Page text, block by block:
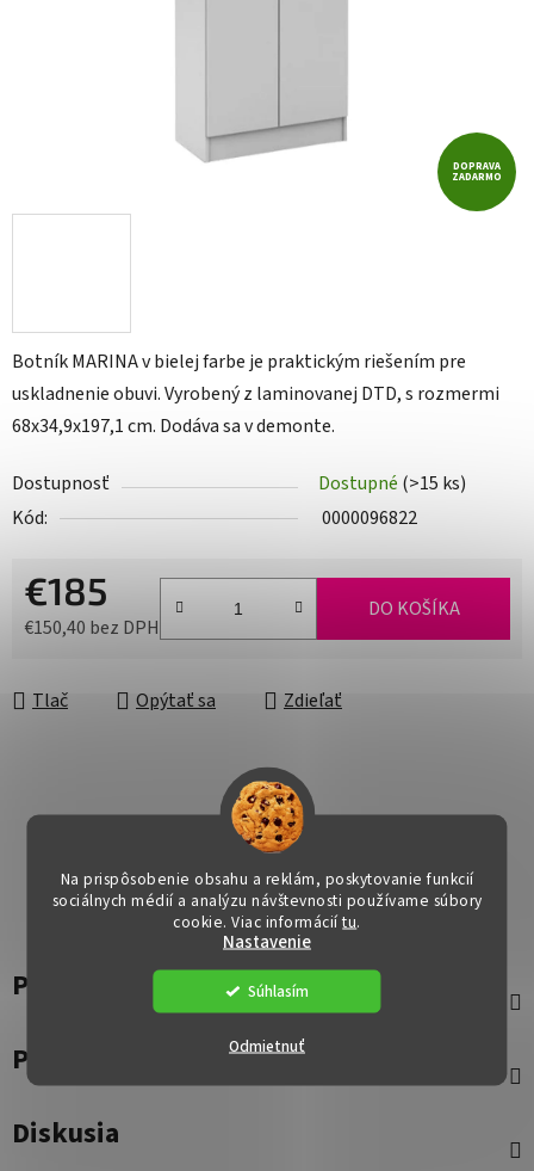
Na prispôsobenie obsahu a reklám, poskytovanie funkcií
sociálnych médií a analýzu návštevnosti používame súbory
cookie. Viac informáciítu.
Nastavenie
Odmietnuť
Súhlasím
Botník MARINA v bielej farbe je praktickým riešením pre
uskladnenie obuvi. Vyrobený z laminovanej DTD, s rozmermi
68x34,9x197,1 cm. Dodáva sa v demonte.
Dostupnosť Dostupné (>15 ks)
Kód:
0000096822
€185
€150,40 bez DPH
DO KOŠÍKA
Tlač Opýtať sa Zdieľať
DOPRAVA
ZADARMO
Popis
Parametre
Diskusia